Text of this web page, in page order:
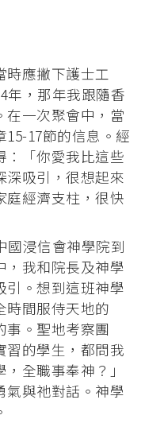
時應撇下護士工
年，那年我跟隨香
在一次聚會中，當
17節的信息。經
：「你愛我比這些
深吸引，很想起來
庭經濟支柱，很快
國浸信會神學院到
，我和院長及神學
引。想到這班神學
時間服侍天地的
事。聖地考察團
習的學生，都問我
全職事奉神？」
氣與祂對話。神學